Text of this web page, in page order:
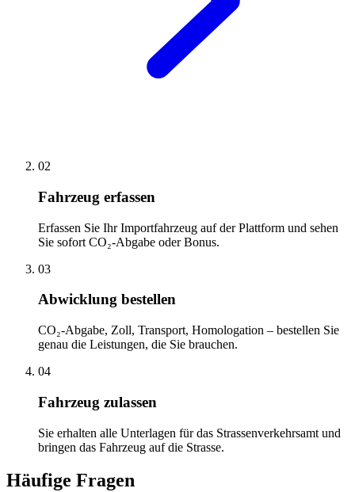
02
Fahrzeug erfassen
Erfassen Sie Ihr Importfahrzeug auf der Plattform und sehen
Sie sofort CO₂-Abgabe oder Bonus.
03
Abwicklung bestellen
CO₂-Abgabe, Zoll, Transport, Homologation – bestellen Sie
genau die Leistungen, die Sie brauchen.
04
Fahrzeug zulassen
Sie erhalten alle Unterlagen für das Strassenverkehrsamt und
bringen das Fahrzeug auf die Strasse.
Häufige Fragen